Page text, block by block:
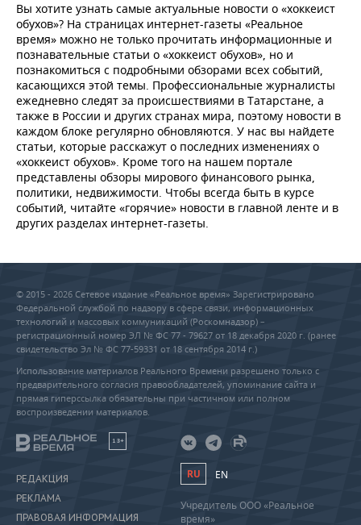
Вы хотите узнать самые актуальные новости о «хоккеист
обухов»? На страницах интернет-газеты «Реальное
время» можно не только прочитать информационные и
познавательные статьи о «хоккеист обухов», но и
познакомиться с подробными обзорами всех событий,
касающихся этой темы. Профессиональные журналисты
ежедневно следят за происшествиями в Татарстане, а
также в России и других странах мира, поэтому новости в
каждом блоке регулярно обновляются. У нас вы найдете
статьи, которые расскажут о последних изменениях о
«хоккеист обухов». Кроме того на нашем портале
представлены обзоры мирового финансового рынка,
политики, недвижимости. Чтобы всегда быть в курсе
событий, читайте «горячие» новости в главной ленте и в
других разделах интернет-газеты.
© 2015 - 2026 Сетевое издание «Реальное время» Зарегистрировано
Федеральной службой по надзору в сфере связи, информационных
технологий и массовых коммуникаций (Роскомнадзор) –
регистрационный номер ЭЛ № ФС 77 - 79627 от 18 декабря 2020 г. (ранее
свидетельство Эл № ФС 77-59331 от 18 сентября 2014 г.)
Использование материалов Реального Времени разрешено только с
предварительного согласия правообладателей, упоминание сайта и
прямая гиперссылка обязательны при частичном или полном
воспроизведении материалов.
18+
РЕДАКЦИЯ
РЕКЛАМА
ПРАВОВАЯ ИНФОРМАЦИЯ
RU EN
Учредитель ООО «Реальное
время»